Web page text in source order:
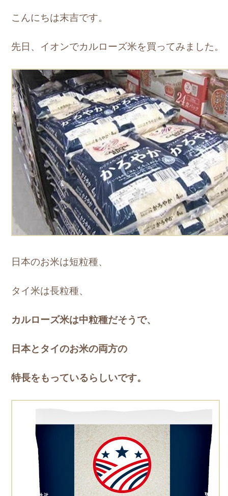
こんにちは末吉です。
先日、イオンでカルローズ米を買ってみました。
日本のお米は短粒種、
タイ米は長粒種、
カルローズ米は中粒種だそうで、
日本とタイのお米の両方の
特長をもっているらしいです。